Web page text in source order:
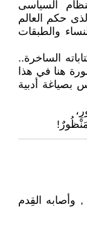
السياسى
حكم العالم
والطبقات
الساخرة..
هنا في هذا
بصياغة أدبية
وأصابه القِدم